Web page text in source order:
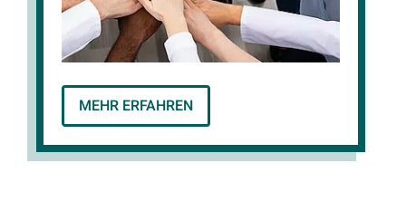
MEHR ERFAHREN